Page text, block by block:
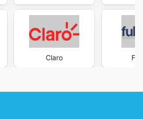
Claro